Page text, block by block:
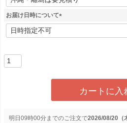
必
須
お届け日時について
(
カートに入
明日 09時00分までのご注文で2026/08/20（